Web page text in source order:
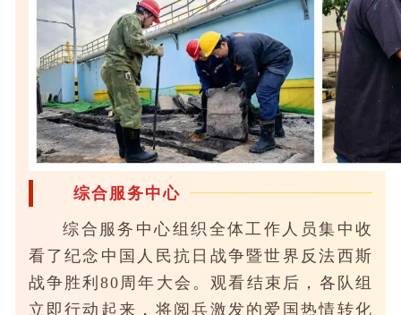
综合服务中心
综合服务中心组织全体工作人员集中收
看了纪念中国人民抗日战争暨世界反法西斯
战争胜利80周年大会。观看结束后，各队组
立即行动起来，将阅兵激发的爱国热情转化